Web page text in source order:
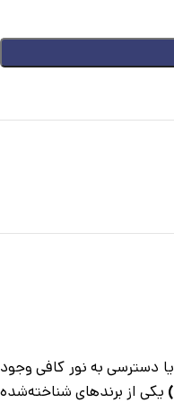
دسترسی به نور کافی وجود
یکی از برندهای شناخته‌شده